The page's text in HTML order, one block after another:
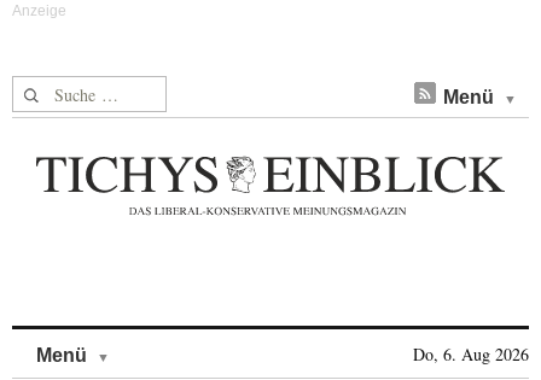
Suche nach: Menü
Menü Do, 6. Aug 2026